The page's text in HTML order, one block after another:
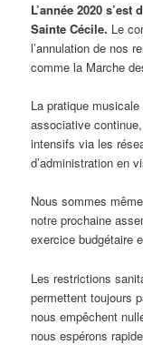
L’année 2020
Sainte Cécile. Le
l’annulation de nos
comme la Marche
La pratique
associative
intensifs via les
d’administration en
Nous sommes
notre prochaine
exercice budgétaire
Les restrictions
permettent toujours
nous empêchent
nous espérons